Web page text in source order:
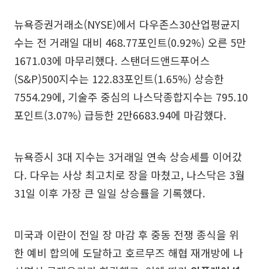
뉴욕증권거래소(NYSE)에서 다우존스30산업평균지
수는 전 거래일 대비 468.77포인트(0.92%) 오른 5만
1671.03에 마무리했다. 스탠더드앤드푸어스
(S&P)500지수는 122.83포인트(1.65%) 상승한
7554.29에, 기술주 중심의 나스닥종합지수는 795.10
포인트(3.07%) 급등한 2만6683.94에 마감했다.
뉴욕증시 3대 지수는 3거래일 연속 상승세를 이어갔
다. 다우는 사상 최고치로 장을 마쳤고, 나스닥은 3월
31일 이후 가장 큰 일일 상승률을 기록했다.
미국과 이란이 전일 장 마감 후 중동 전쟁 종식을 위
한 예비 합의에 도달하고 호르무즈 해협 재개방에 나